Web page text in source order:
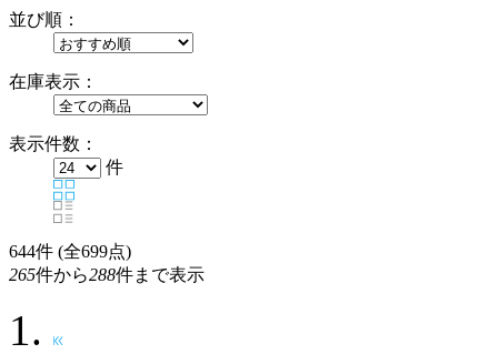
並び順：
在庫表示：
表示件数：
件
644件 (全699点)
265件から288件まで表示